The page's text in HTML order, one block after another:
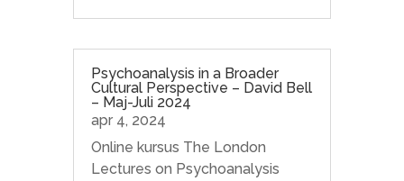
Psychoanalysis in a Broader
Cultural Perspective – David Bell
– Maj-Juli 2024
apr 4, 2024
Online kursus The London
Lectures on Psychoanalysis